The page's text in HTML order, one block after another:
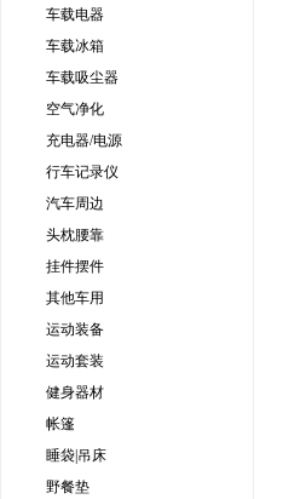
车载电器
车载冰箱
车载吸尘器
空气净化
充电器/电源
行车记录仪
汽车周边
头枕腰靠
挂件摆件
其他车用
运动装备
运动套装
健身器材
帐篷
睡袋|吊床
野餐垫